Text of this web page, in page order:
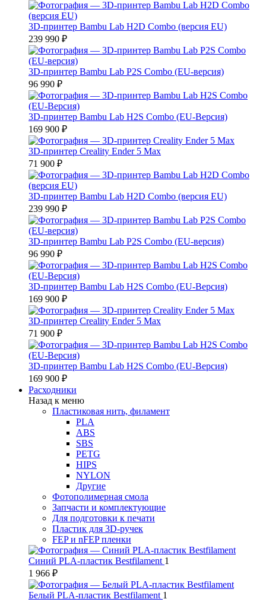
3D-принтер Bambu Lab H2D Combo (версия EU)
239 990 ₽
3D-принтер Bambu Lab P2S Combo (EU-версия)
96 990 ₽
3D-принтер Bambu Lab H2S Combo (EU-Версия)
169 900 ₽
3D-принтер Creality Ender 5 Max
71 900 ₽
3D-принтер Bambu Lab H2D Combo (версия EU)
239 990 ₽
3D-принтер Bambu Lab P2S Combo (EU-версия)
96 990 ₽
3D-принтер Bambu Lab H2S Combo (EU-Версия)
169 900 ₽
3D-принтер Creality Ender 5 Max
71 900 ₽
3D-принтер Bambu Lab H2S Combo (EU-Версия)
169 900 ₽
Расходники
Назад к меню
Пластиковая нить, филамент
PLA
ABS
SBS
PETG
HIPS
NYLON
Другие
Фотополимерная смола
Запчасти и комплектующие
Для подготовки к печати
Пластик для 3D-ручек
FEP и nFEP пленки
Синий PLA-пластик Bestfilament 1
1 966 ₽
Белый PLA-пластик Bestfilament 1